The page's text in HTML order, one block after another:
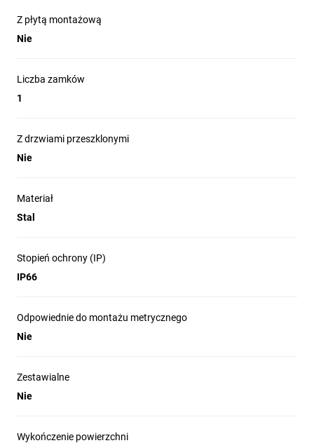
Z płytą montażową
Nie
Liczba zamków
1
Z drzwiami przeszklonymi
Nie
Materiał
Stal
Stopień ochrony (IP)
IP66
Odpowiednie do montażu metrycznego
Nie
Zestawialne
Nie
Wykończenie powierzchni